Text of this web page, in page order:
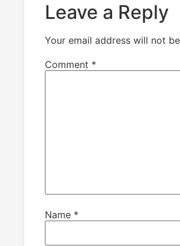
Leave a Reply
Your email address will not
Comment *
Name *